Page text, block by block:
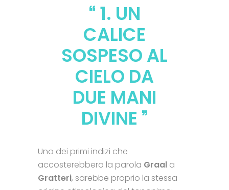
1. UN
CALICE
SOSPESO AL
CIELO DA
DUE MANI
DIVINE
Uno dei primi indizi che
accosterebbero la parola Graal a
Gratteri, sarebbe proprio la stessa